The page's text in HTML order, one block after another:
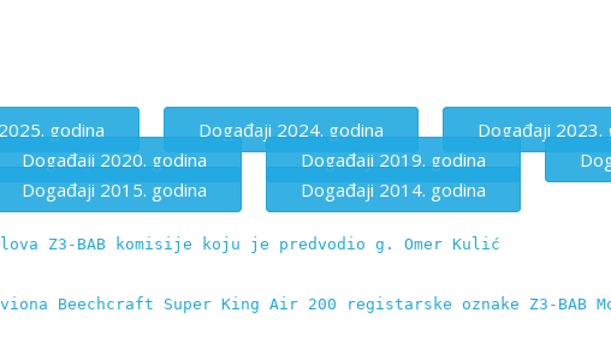
godina Događaji 2024. godina Događaji 2023.
Događaji 2020. godina Događaji 2019. godina
Događaji 2015. godina Događaji 2014. godina
Z3-BAB komisije koju je predvodio g. Omer Kulić
Beechcraft Super King Air 200 registarske oznake Z3-BAB